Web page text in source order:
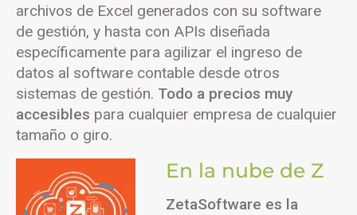
archivos de Excel generados con su software
de gestión, y hasta con APIs diseñada
específicamente para agilizar el ingreso de
datos al software contable desde otros
sistemas de gestión. Todo a precios muy
accesibles para cualquier empresa de cualquier
tamaño o giro.
En la nube de Z
ZetaSoftware es la